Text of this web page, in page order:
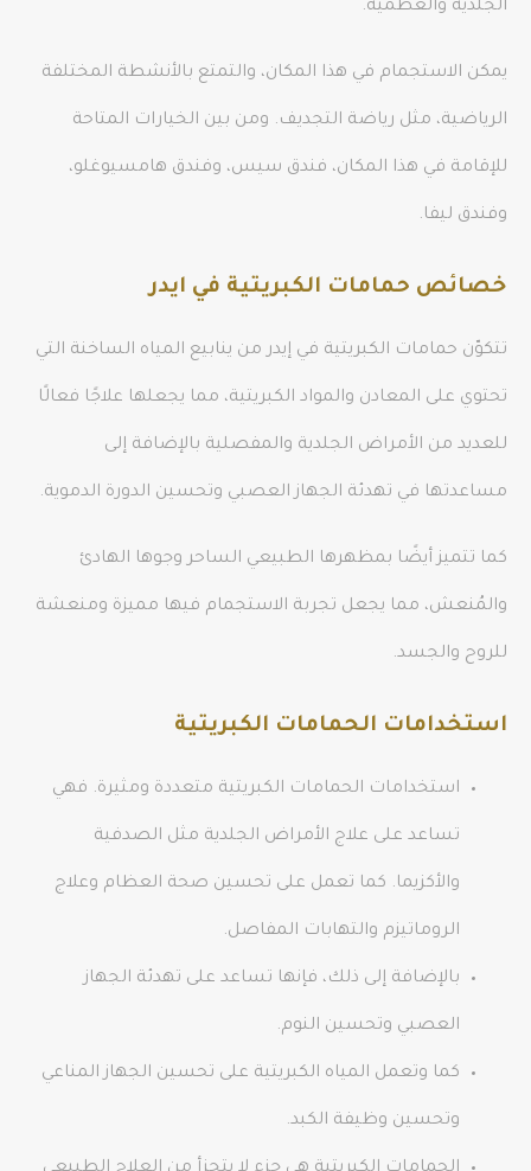
الجلدية والعظمية.
يمكن الاستجمام في هذا المكان، والتمتع بالأنشطة المختلفة
الرياضية، مثل رياضة التجديف. ومن بين الخيارات المتاحة
للإقامة في هذا المكان، فندق سيس، وفندق هامسيوغلو،
وفندق ليفا.
خصائص حمامات الكبريتية في ايدر
تتكوّن حمامات الكبريتية في إيدر من ينابيع المياه الساخنة التي
تحتوي على المعادن والمواد الكبريتية، مما يجعلها علاجًا فعالًا
للعديد من الأمراض الجلدية والمفصلية بالإضافة إلى
مساعدتها في تهدئة الجهاز العصبي وتحسين الدورة الدموية.
كما تتميز أيضًا بمظهرها الطبيعي الساحر وجوها الهادئ
والمُنعش، مما يجعل تجربة الاستجمام فيها مميزة ومنعشة
للروح والجسد.
استخدامات الحمامات الكبريتية
استخدامات الحمامات الكبريتية متعددة ومثيرة. فهي
تساعد على علاج الأمراض الجلدية مثل الصدفية
والأكزيما. كما تعمل على تحسين صحة العظام وعلاج
الروماتيزم والتهابات المفاصل.
بالإضافة إلى ذلك، فإنها تساعد على تهدئة الجهاز
العصبي وتحسين النوم.
كما وتعمل المياه الكبريتية على تحسين الجهاز المناعي
وتحسين وظيفة الكبد.